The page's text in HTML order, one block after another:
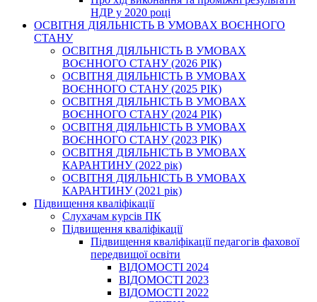
НДР у 2020 році
ОСВІТНЯ ДІЯЛЬНІСТЬ В УМОВАХ ВОЄННОГО
СТАНУ
ОСВІТНЯ ДІЯЛЬНІСТЬ В УМОВАХ
ВОЄННОГО СТАНУ (2026 РІК)
ОСВІТНЯ ДІЯЛЬНІСТЬ В УМОВАХ
ВОЄННОГО СТАНУ (2025 РІК)
ОСВІТНЯ ДІЯЛЬНІСТЬ В УМОВАХ
ВОЄННОГО СТАНУ (2024 РІК)
ОСВІТНЯ ДІЯЛЬНІСТЬ В УМОВАХ
ВОЄННОГО СТАНУ (2023 РІК)
ОСВІТНЯ ДІЯЛЬНІСТЬ В УМОВАХ
КАРАНТИНУ (2022 рік)
ОСВІТНЯ ДІЯЛЬНІСТЬ В УМОВАХ
КАРАНТИНУ (2021 рік)
Підвищення кваліфікації
Слухачам курсів ПК
Підвищення кваліфікації
Підвищення кваліфікації педагогів фахової
передвищої освіти
ВІДОМОСТІ 2024
ВІДОМОСТІ 2023
ВІДОМОСТІ 2022